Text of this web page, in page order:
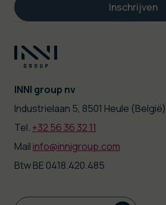
Inschrijven
INNI group nv
|Industrielaan 5, 8501 Heule (België)
Tel. +32 56 36 32 11
|Mail info@innigroup.com
Btw BE 0418.420.485